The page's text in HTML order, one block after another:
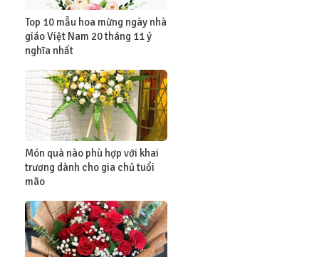
Top 10 mẫu hoa mừng ngày nhà
giáo Việt Nam 20 tháng 11 ý
nghĩa nhất
Món quà nào phù hợp với khai
trương dành cho gia chủ tuổi
mão